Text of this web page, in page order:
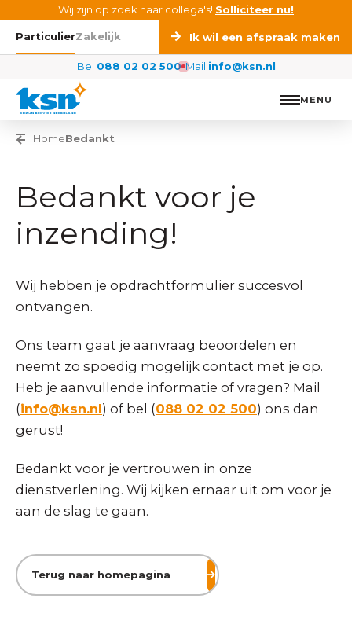
Ga naar de inhoudWij zijn op zoek naar collega's! Solliciteer nu!
ParticulierZakelijk Ik wil een afspraak maken
Bel 088 02 02 500 Mail info@ksn.nl
MENU
Vorige pagina
HomeBedankt
Bedankt voor je
inzending!
Wij hebben je opdrachtformulier succesvol
ontvangen.
Ons team gaat je aanvraag beoordelen en
neemt zo spoedig mogelijk contact met je op.
Heb je aanvullende informatie of vragen? Mail
(info@ksn.nl) of bel (088 02 02 500) ons dan
gerust!
Bedankt voor je vertrouwen in onze
dienstverlening. Wij kijken ernaar uit om voor je
aan de slag te gaan.
Terug naar homepagina